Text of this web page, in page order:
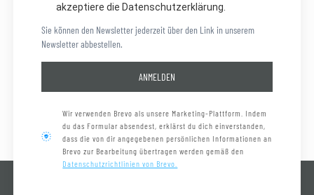
akzeptiere die Datenschutzerklärung.
Sie können den Newsletter jederzeit über den Link in unserem
Newsletter abbestellen.
ANMELDEN
Wir verwenden Brevo als unsere Marketing-Plattform. Indem
du das Formular absendest, erklärst du dich einverstanden,
dass die von dir angegebenen persönlichen Informationen an
Brevo zur Bearbeitung übertragen werden gemäß den
Datenschutzrichtlinien von Brevo.